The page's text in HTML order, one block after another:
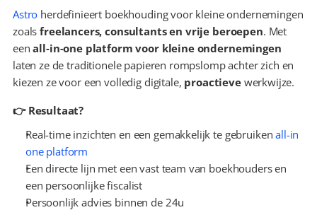
Astro herdefinieert boekhouding voor kleine ondernemingen
zoals freelancers, consultants en vrije beroepen. Met
een all-in-one platform voor kleine ondernemingen
laten ze de traditionele papieren rompslomp achter zich en
kiezen ze voor een volledig digitale, proactieve werkwijze.
👉 Resultaat?
Real-time inzichten en een gemakkelijk te gebruiken all-in
one platform
Een directe lijn met een vast team van boekhouders en
een persoonlijke fiscalist
Persoonlijk advies binnen de 24u